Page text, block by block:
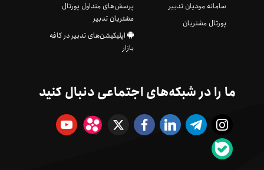
سامانه مودیان تدبیر
پورتال مشتریان
پرسش‌های متداول پورتال
مشتریان تدبیر
اپلیکیشن‌های تدبیر در کافه
بازار
ما را در شبکه‌های اجتماعی دنبال کنید